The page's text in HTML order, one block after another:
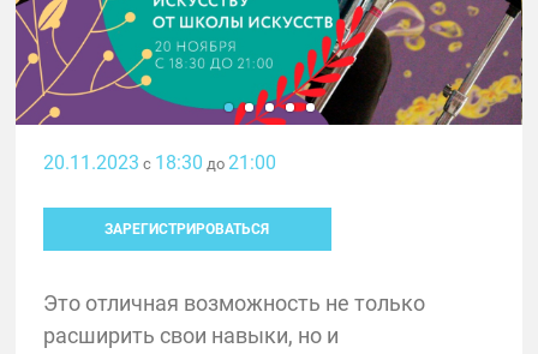
20.11.2023 с 18:30 до 21:00
ЗАРЕГИСТРИРОВАТЬСЯ
Это отличная возможность не только
расширить свои навыки, но и